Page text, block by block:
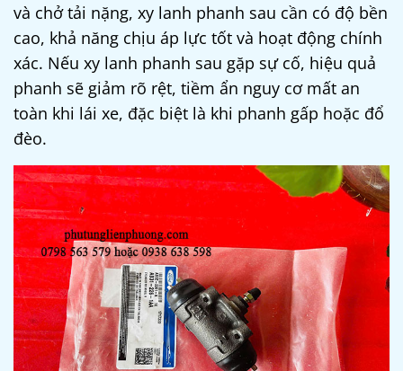
và chở tải nặng, xy lanh phanh sau cần có độ bền
cao, khả năng chịu áp lực tốt và hoạt động chính
xác. Nếu xy lanh phanh sau gặp sự cố, hiệu quả
phanh sẽ giảm rõ rệt, tiềm ẩn nguy cơ mất an
toàn khi lái xe, đặc biệt là khi phanh gấp hoặc đổ
đèo.